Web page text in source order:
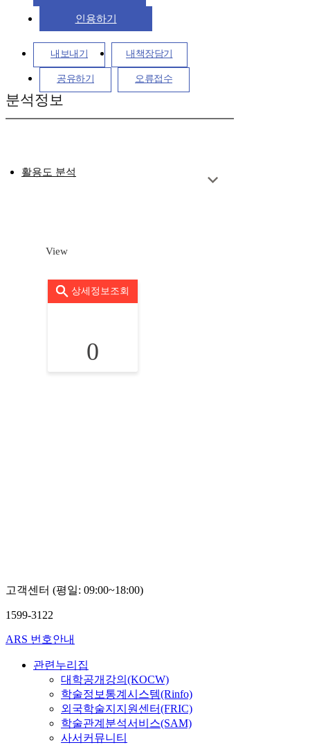
인용하기
내보내기 내책장담기
공유하기 오류접수
분석정보
활용도 분석
View
상세정보조회
0
고객센터 (평일: 09:00~18:00)
1599-3122
ARS 번호안내
관련누리집
대학공개강의(KOCW)
학술정보통계시스템(Rinfo)
외국학술지지원센터(FRIC)
학술관계분석서비스(SAM)
사서커뮤니티